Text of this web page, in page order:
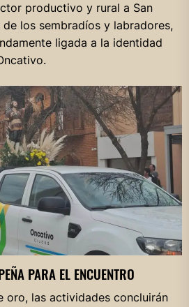
productivo y rural a San
los sembradíos y labradores,
ligada a la identidad
PARA EL ENCUENTRO
oro, las actividades concluirán